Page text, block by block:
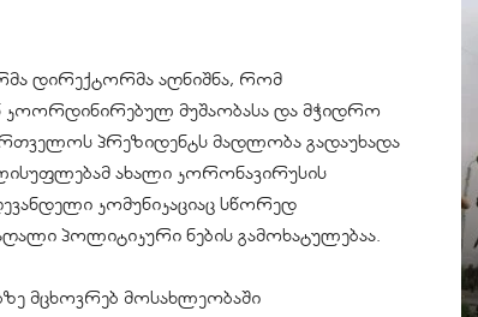
დირექტორმა აღნიშნა, რომ
კოორდინირებულ მუშაობასა და მჭიდრო
პრეზიდენტს მადლობა გადაუხადა
ახალი კორონავირუსის
კომუნიკაციაც სწორედ
პოლიტიკური ნების გამოხატულებაა.
მცხოვრებ მოსახლეობაში